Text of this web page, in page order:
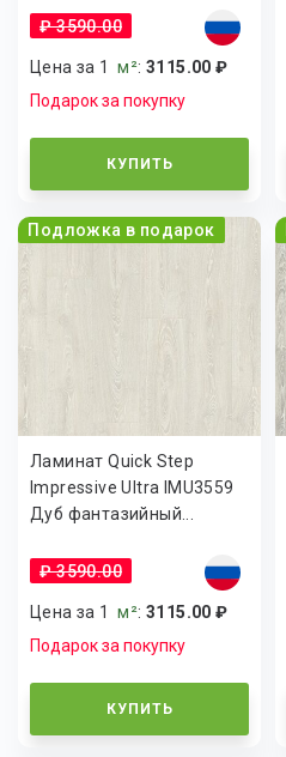
₽ 3590.00
Цена за 1м²:3115.00 ₽
Подарок за покупку
КУПИТЬ
Подложка в подарок
Ламинат Quick Step
Impressive Ultra IMU3559
Дуб фантазийный...
₽ 3590.00
Цена за 1м²:3115.00 ₽
Подарок за покупку
КУПИТЬ